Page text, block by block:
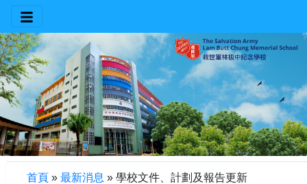
首頁 » 最新消息 » 學校文件、計劃及報告更新